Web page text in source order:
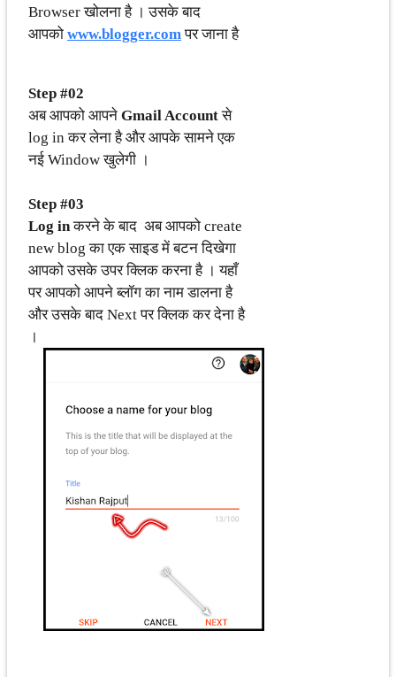
Browser खोलना है । उसके बाद
आपको www.blogger.comपर जाना है
Step #02
अब आपको आपने Gmail Accountसे
log in कर लेना है और आपके सामने एक
नई Window खुलेगी ।
Step #03
Log inकरने के बाद अब आपको create
new blog का एक साइड में बटन दिखेगा
आपको उसके उपर क्लिक करना है । यहाँ
पर आपको आपने ब्लॉग का नाम डालना है
और उसके बाद Next पर क्लिक कर देना है
।